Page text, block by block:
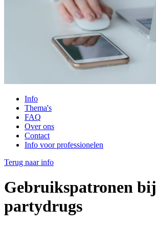
Info
Thema's
FAQ
Over ons
Contact
Info voor professionelen
Terug naar info
Gebruikspatronen bij
partydrugs